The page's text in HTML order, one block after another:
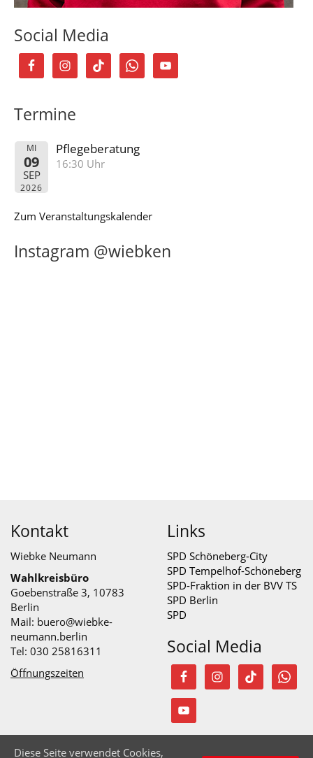
Social Media
Termine
MI
09
SEP
2026
Pflegeberatung
16:30 Uhr
Zum Veranstaltungskalender
Instagram @wiebken
Kontakt
Wiebke Neumann
Wahlkreisbüro
Goebenstraße 3, 10783
Berlin
Mail: buero@wiebke-
neumann.berlin
Tel: 030 25816311
Öffnungszeiten
Links
SPD Schöneberg-City
SPD Tempelhof-Schöneberg
SPD-Fraktion in der BVV TS
SPD Berlin
SPD
Social Media
Diese Seite verwendet Cookies,